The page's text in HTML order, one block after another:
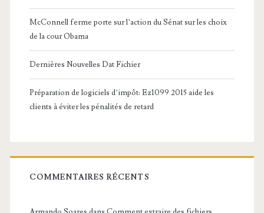
McConnell ferme porte sur l’action du Sénat sur les choix
de la cour Obama
Dernières Nouvelles Dat Fichier
Préparation de logiciels d’impôt: Ez1099 2015 aide les
clients à éviter les pénalités de retard
COMMENTAIRES RÉCENTS